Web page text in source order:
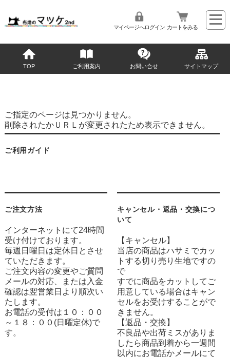
マイページへログイン カートをみる
TOP ご利用案内 お問い合せ サイトマップ
ご指定のページは見つかりません。
削除されたかＵＲＬが変更されたため表示できません。
ご利用ガイド
ご注文方法
インターネットにて24時間
受け付けております。
毎週日曜日は定休日とさせ
ていただきます。
ご注文内容の変更やご質問
メールの対応、または入金
確認は翌営業日より順次い
たします。
お電話の受付は１０：００
～１８：００(日曜定休)で
す。
キャンセル・返品・交換につ
いて
【キャンセル】
当店の商品はハサミでカッ
トする切り売り生地ですの
で
すでに商品をカットしてご
用意している場合はキャン
セルをお受けすることがで
きません。
【返品・交換】
不良品や出荷ミスがありま
したら商品到着から一週間
以内にお電話かメールにて